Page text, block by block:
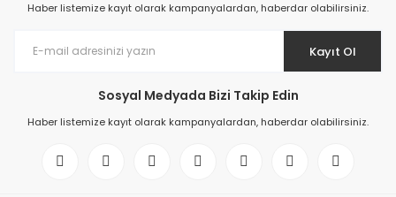
Haber listemize kayıt olarak kampanyalardan, haberdar olabilirsiniz.
Kayıt Ol
Sosyal Medyada Bizi Takip Edin
Haber listemize kayıt olarak kampanyalardan, haberdar olabilirsiniz.